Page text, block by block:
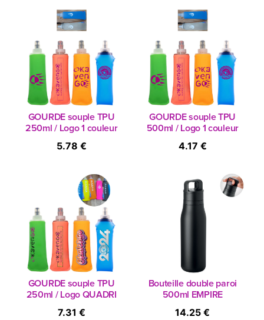
GOURDE souple TPU
250ml / Logo 1 couleur
5.78 €
GOURDE souple TPU
500ml / Logo 1 couleur
4.17 €
GOURDE souple TPU
250ml / Logo QUADRI
7.31 €
Bouteille double paroi
500ml EMPIRE
14.25 €